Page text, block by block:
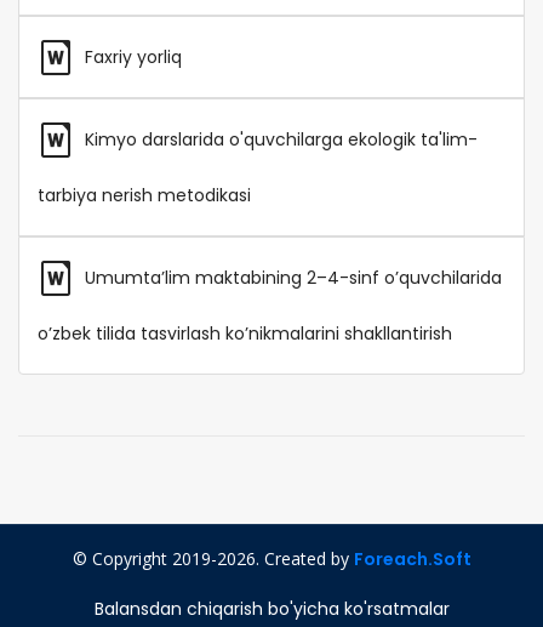
Faxriy yorliq
Kimyo darslarida o'quvchilarga ekologik ta'lim-
tarbiya nerish metodikasi
Umumta’lim maktabining 2–4-sinf o’quvchilarida
o’zbek tilida tasvirlash ko’nikmalarini shakllantirish
© Copyright 2019-2026. Created by Foreach.Soft
Balansdan chiqarish bo'yicha ko'rsatmalar